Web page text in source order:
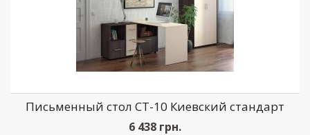
Письменный стол СТ-10 Киевский стандарт
6 438 грн.